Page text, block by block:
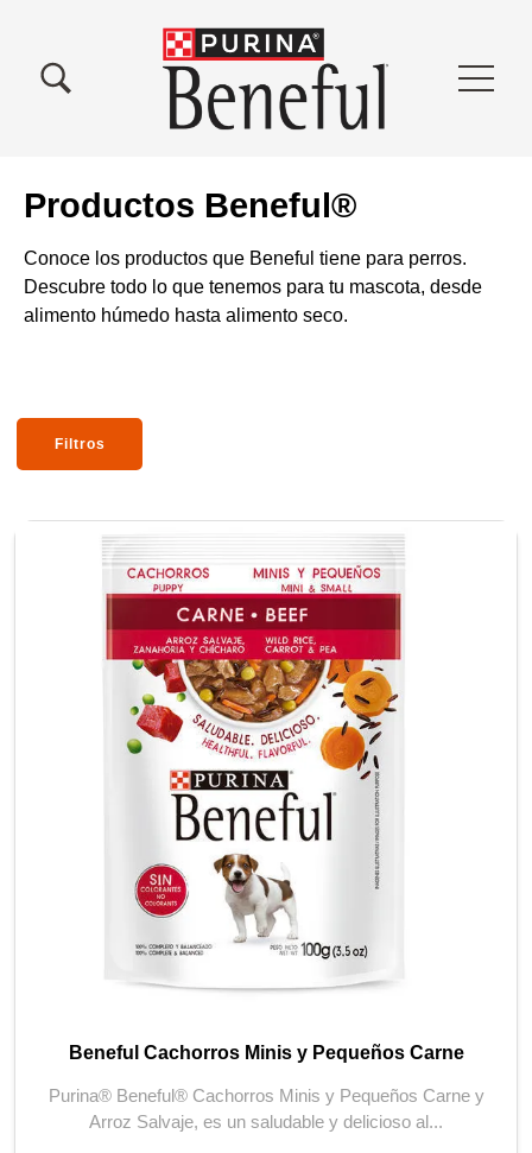
Productos Beneful®
Conoce los productos que Beneful tiene para perros.
Descubre todo lo que tenemos para tu mascota, desde
alimento húmedo hasta alimento seco.
Filtros
Beneful Cachorros Minis y Pequeños Carne
Purina® Beneful® Cachorros Minis y Pequeños Carne y
Arroz Salvaje, es un saludable y delicioso al...